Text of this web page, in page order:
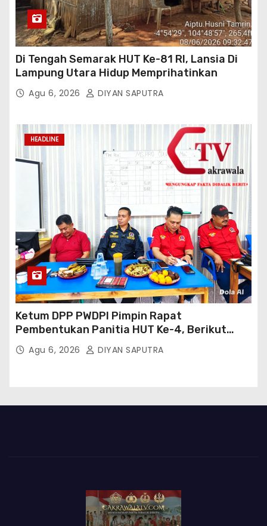
Di Tengah Semarak HUT Ke-81 RI, Lansia Di
Lampung Utara Hidup Memprihatinkan
Agu 6, 2026 DIYAN SAPUTRA
HEADLINE
Ketum DPP PWDPI Pimpin Rapat
Pembentukan Panitia HUT Ke-4, Berikut
Susunan Dan Rangkaian Kegiatannya
Agu 6, 2026 DIYAN SAPUTRA